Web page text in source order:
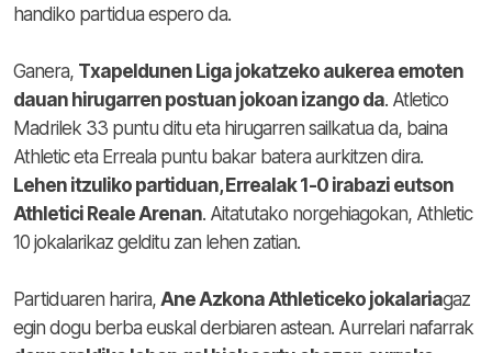
handiko partidua espero da.
Ganera, Txapeldunen Liga jokatzeko aukerea emoten
dauan hirugarren postuan jokoan izango da. Atletico
Madrilek 33 puntu ditu eta hirugarren sailkatua da, baina
Athletic eta Erreala puntu bakar batera aurkitzen dira.
Lehen itzuliko partiduan, Errealak 1-0 irabazi eutson
Athletici Reale Arenan. Aitatutako norgehiagokan, Athletic
10 jokalarikaz gelditu zan lehen zatian.
Partiduaren harira, Ane Azkona Athleticeko jokalariagaz
egin dogu berba euskal derbiaren astean. Aurrelari nafarrak